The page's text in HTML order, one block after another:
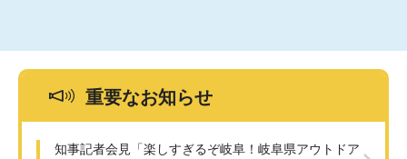
重要なお知らせ
知事記者会見「楽しすぎるぞ岐阜！岐阜県アウトドア